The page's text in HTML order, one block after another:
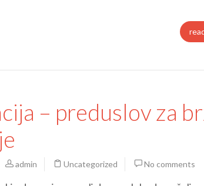
– preduslov za
admin Uncategorized No comments